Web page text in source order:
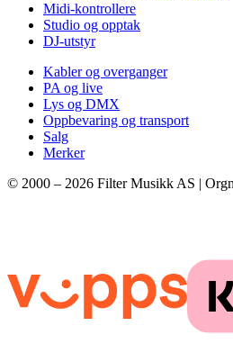
Midi-kontrollere
Studio og opptak
DJ-utstyr
Kabler og overganger
PA og live
Lys og DMX
Oppbevaring og transport
Salg
Merker
© 2000 – 2026 Filter Musikk AS |